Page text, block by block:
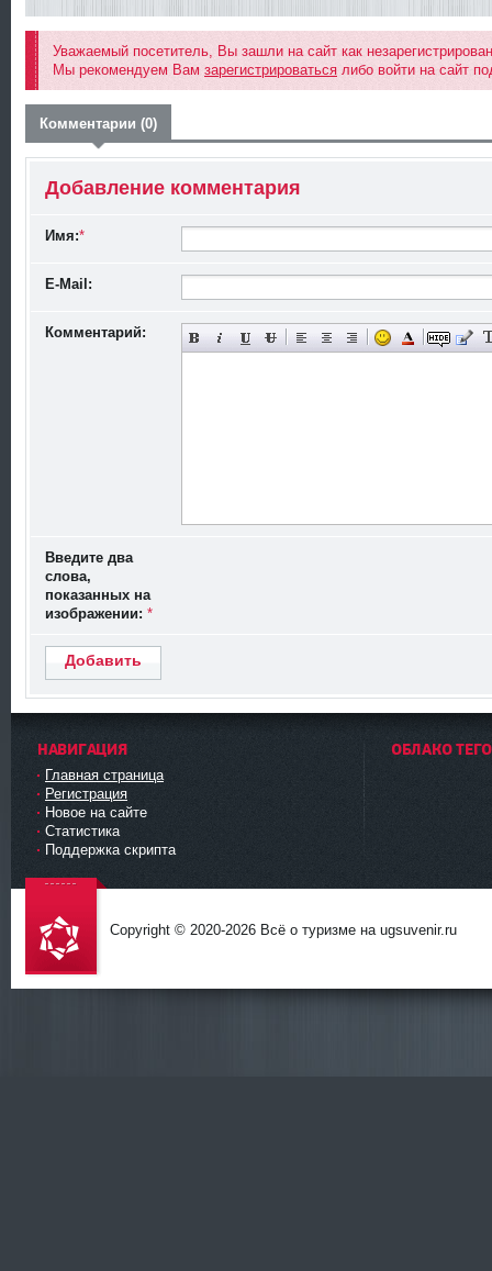
Уважаемый посетитель, Вы зашли на сайт как
Мы рекомендуем Вам зарегистрироваться либо войти на сайт
Комментарии (0)
Добавление комментария
Имя:*
E-Mail:
Комментарий:
Введите два
слова,
показанных на
изображении: *
Добавить
НАВИГАЦИЯ
Главная страница
Регистрация
Новое на сайте
Статистика
Поддержка скрипта
ОБЛАКО
DataLife
Copyright © 2020-2026 Всё о туризме на ugsuvenir.ru